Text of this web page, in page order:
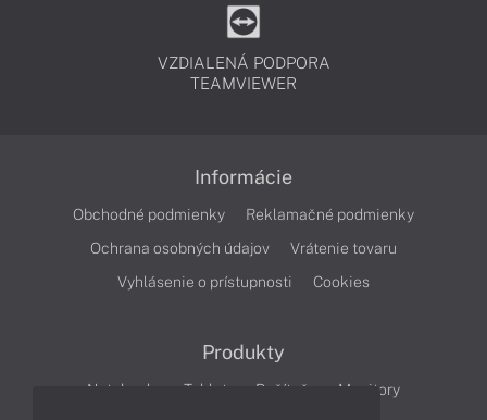
VZDIALENÁ PODPORA
TEAMVIEWER
Informácie
Obchodné podmienky
Reklamačné podmienky
Ochrana osobných údajov
Vrátenie tovaru
Vyhlásenie o prístupnosti
Cookies
Produkty
Notebooky Tablety Počítače Monitory